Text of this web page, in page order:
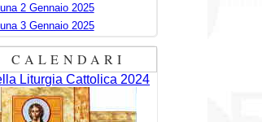
2 Gennaio 2025
3 Gennaio 2025
CALENDARI
Liturgia Cattolica 2024